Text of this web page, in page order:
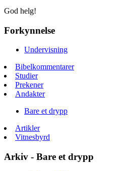
God helg!
Forkynnelse
Undervisning
Bibelkommentarer
Studier
Prekener
Andakter
Bare et drypp
Artikler
Vitnesbyrd
Arkiv - Bare et drypp